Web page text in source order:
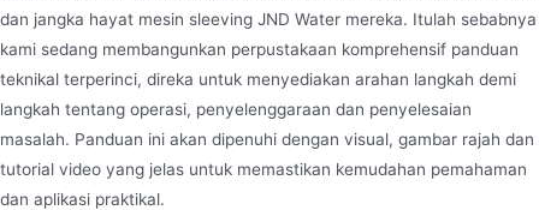
dan jangka hayat mesin sleeving JND Water mereka. Itulah sebabnya
kami sedang membangunkan perpustakaan komprehensif panduan
teknikal terperinci, direka untuk menyediakan arahan langkah demi
langkah tentang operasi, penyelenggaraan dan penyelesaian
masalah. Panduan ini akan dipenuhi dengan visual, gambar rajah dan
tutorial video yang jelas untuk memastikan kemudahan pemahaman
dan aplikasi praktikal.